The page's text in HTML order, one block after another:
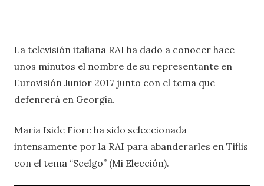
La televisión italiana RAI ha dado a conocer hace
unos minutos el nombre de su representante en
Eurovisión Junior 2017 junto con el tema que
defenrerá en Georgia.
Maria Iside Fiore ha sido seleccionada
intensamente por la RAI para abanderarles en Tiflis
con el tema “Scelgo” (Mi Elección).